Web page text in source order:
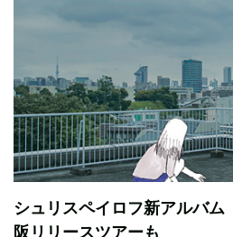
シュリスペイロフ新アルバム
阪リリースツアーも